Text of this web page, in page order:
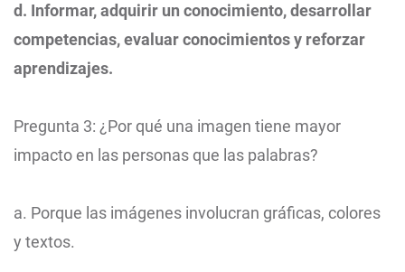
d. Informar, adquirir un conocimiento, desarrollar
competencias, evaluar conocimientos y reforzar
aprendizajes.
Pregunta 3: ¿Por qué una imagen tiene mayor
impacto en las personas que las palabras?
a. Porque las imágenes involucran gráficas, colores
y textos.